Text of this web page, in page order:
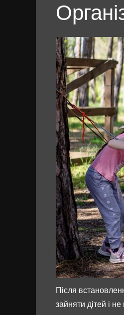
Після
зайняти дітей і